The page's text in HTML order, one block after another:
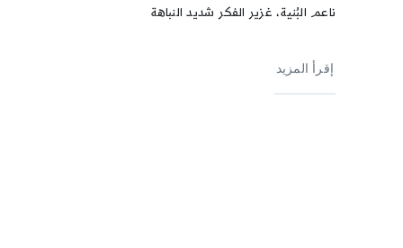
ناعم البُنية، غزير الفكر شديد النباهة
إقرأ المزيد